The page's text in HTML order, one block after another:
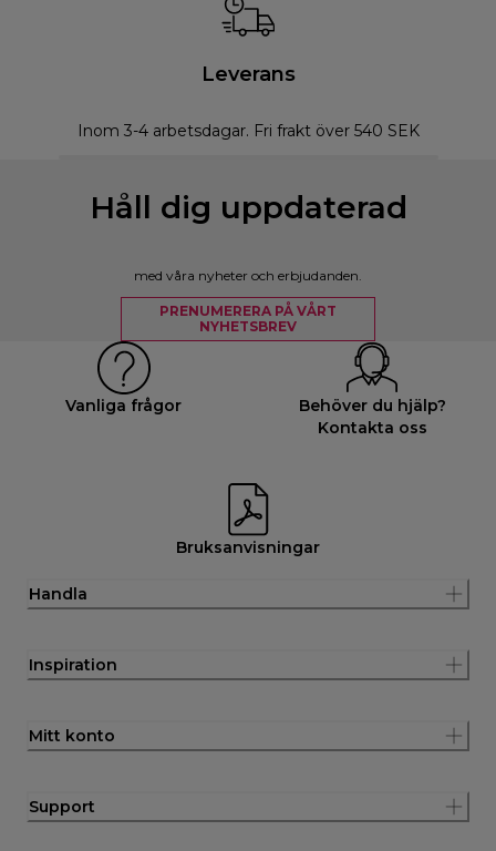
Leverans
Inom 3-4 arbetsdagar. Fri frakt över 540 SEK
Håll dig uppdaterad
med våra nyheter och erbjudanden.
PRENUMERERA PÅ VÅRT
NYHETSBREV
Vanliga frågor
Behöver du hjälp?
Kontakta oss
Bruksanvisningar
Handla
Inspiration
Mitt konto
Support